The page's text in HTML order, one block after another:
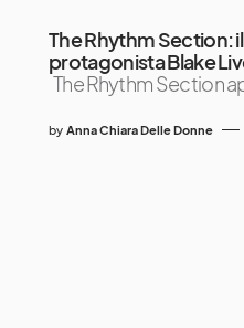
The Rhythm Section:
protagonista Blake
The Rhythm Section
by Anna Chiara Delle Donne